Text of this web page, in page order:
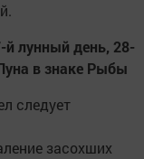
й лунный день, 28-
в знаке Рыбы
следует
засохших